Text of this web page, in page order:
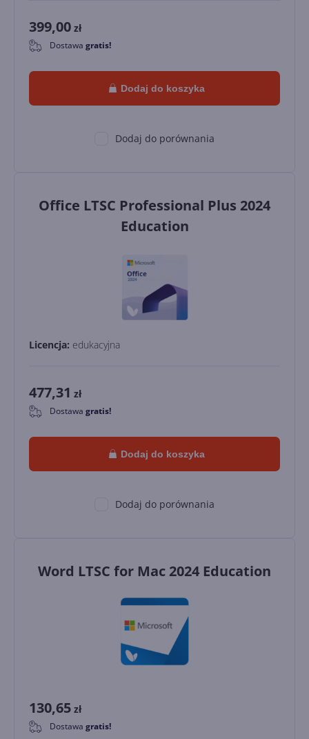
399,00 zł
0 Dostawa gratis!
Dodaj do koszyka
Dodaj do porównania
Office LTSC Professional Plus 2024
Education
Licencja: edukacyjna
477,31 zł
0 Dostawa gratis!
Dodaj do koszyka
Dodaj do porównania
Word LTSC for Mac 2024 Education
130,65 zł
0 Dostawa gratis!